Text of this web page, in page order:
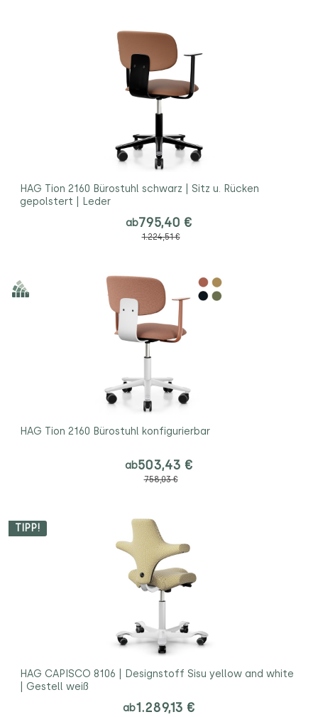
HAG Tion 2160 Bürostuhl schwarz | Sitz u. Rücken
gepolstert | Leder
ab795,40 €
1.224,51 €
HAG Tion 2160 Bürostuhl konfigurierbar
ab503,43 €
758,03 €
TIPP!
HAG CAPISCO 8106 | Designstoff Sisu yellow and white
| Gestell weiß
ab1.289,13 €